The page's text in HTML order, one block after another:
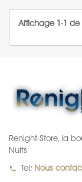
Affichage 1-1 de
Renight-Store, la
Nuits
local_phone Tel: Nous